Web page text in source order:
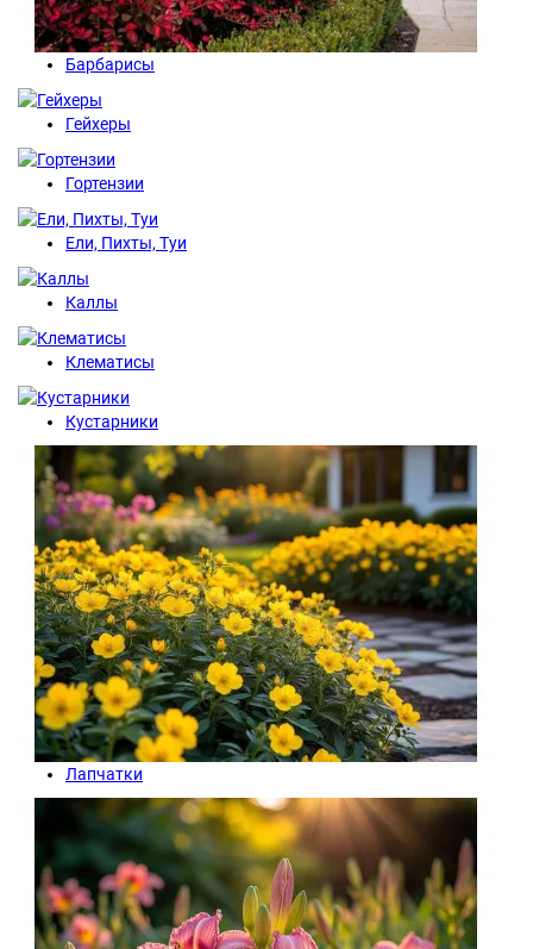
Барбарисы
Гейхеры
Гортензии
Ели, Пихты, Туи
Каллы
Клематисы
Кустарники
Лапчатки